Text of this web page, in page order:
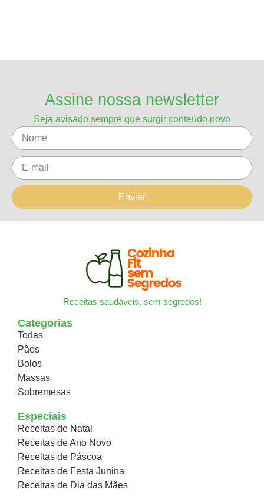
Assine nossa newsletter
Seja avisado sempre que surgir conteúdo novo
Enviar
Receitas saudáveis, sem segredos!
Categorias
Todas
Pães
Bolos
Massas
Sobremesas
Especiais
Receitas de Natal
Receitas de Ano Novo
Receitas de Páscoa
Receitas de Festa Junina
Receitas de Dia das Mães